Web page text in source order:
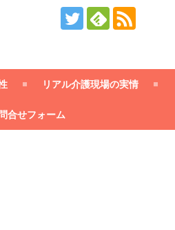
リアル介護現場の実情
合せフォーム